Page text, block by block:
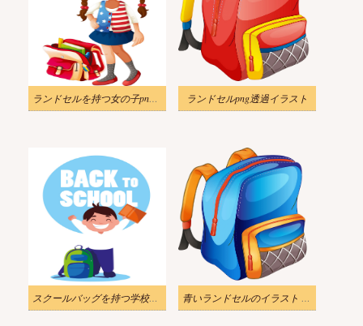
ランドセルを持つ女の子pngイラスト ランドセルpng透過イラスト
スクールバッグを持つ学校に戻る男の子のイラストpng 青いランドセルのイラスト PNG透過